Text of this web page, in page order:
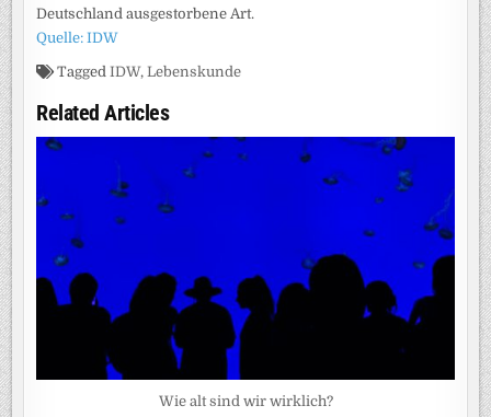
Deutschland ausgestorbene Art.
Quelle: IDW
TaggedIDW,Lebenskunde
Related Articles
Wie alt sind wir wirklich?